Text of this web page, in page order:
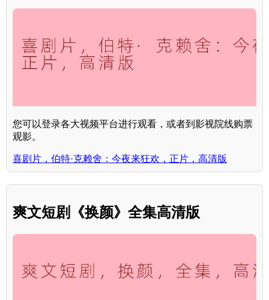
您可以登录各大视频平台进行观看，或者到影视院线购票
观影。
喜剧片，伯特·克赖舍：今夜来狂欢，正片，高清版
爽文短剧《换颜》全集高清版